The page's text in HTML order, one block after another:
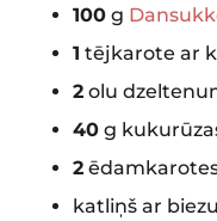
100g
1 tējkarote ar
2olu
40g
2
katliņš ar